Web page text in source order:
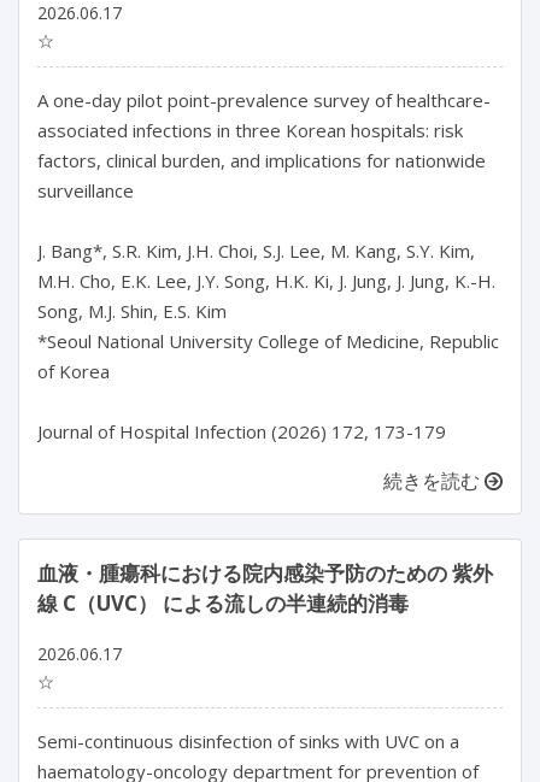
2026.06.17
☆
A one-day pilot point-prevalence survey of healthcare-
associated infections in three Korean hospitals: risk
factors, clinical burden, and implications for nationwide
surveillance
J. Bang*, S.R. Kim, J.H. Choi, S.J. Lee, M. Kang, S.Y. Kim,
M.H. Cho, E.K. Lee, J.Y. Song, H.K. Ki, J. Jung, J. Jung, K.-H.
Song, M.J. Shin, E.S. Kim
*Seoul National University College of Medicine, Republic
of Korea
Journal of Hospital Infection (2026) 172, 173-179
続きを読む
血液・腫瘍科における院内感染予防のための 紫外
線 C（UVC） による流しの半連続的消毒
2026.06.17
☆
Semi-continuous disinfection of sinks with UVC on a
haematology-oncology department for prevention of